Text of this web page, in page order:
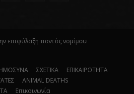
επιφύλαξη παντός νομίμου
ΣΧΕΤΙΚΑ
ΕΠΙΚΑΙΡΟΤΗΤΑ
ANIMAL DEATHS
Επικοινωνία